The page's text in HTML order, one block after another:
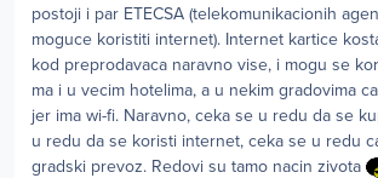
postoji i par ETECSA (telekomunikacionih
moguce koristiti internet). Internet kartice
kod preprodavaca naravno vise, i mogu se
ma i u vecim hotelima, a u nekim gradovima
jer ima wi-fi. Naravno, ceka se u redu da se
u redu da se koristi internet, ceka se u redu
gradski prevoz. Redovi su tamo nacin zivota